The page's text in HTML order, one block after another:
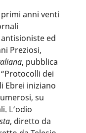
anni venti
ed
Preziosi,
, pubblica
dei
Ebrei iniziano
su
L’odio
, diretto da